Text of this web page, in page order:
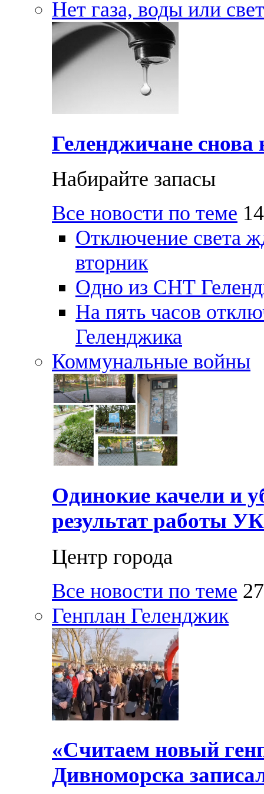
Нет газа, воды или
Геленджичане снова
Набирайте запасы
Все новости по теме
Отключение света
вторник
Одно из СНТ
На пять часов
Геленджика
Коммунальные войны
Одинокие качели и
результат работы
Центр города
Все новости по теме
Генплан Геленджик
«Считаем новый
Дивноморска